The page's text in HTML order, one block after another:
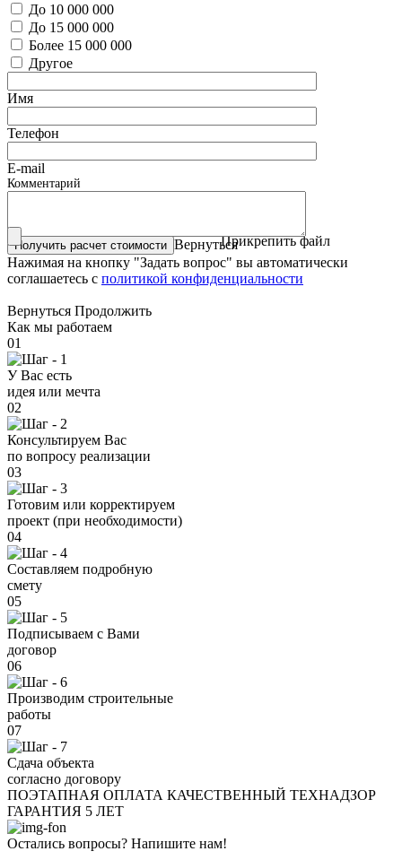
До 10 000 000
До 15 000 000
Более 15 000 000
Другое
Имя
Телефон
E-mail
Комментарий
Прикрепить файл
Вернуться
Нажимая на кнопку "Задать вопрос" вы автоматически
соглашаетесь с политикой конфиденциальности
Вернуться Продолжить
Как мы работаем
01
У Вас есть
идея или мечта
02
Консультируем Вас
по вопросу реализации
03
Готовим или корректируем
проект (при необходимости)
04
Составляем подробную
смету
05
Подписываем с Вами
договор
06
Производим строительные
работы
07
Сдача объекта
согласно договору
ПОЭТАПНАЯ ОПЛАТА КАЧЕСТВЕННЫЙ ТЕХНАДЗОР
ГАРАНТИЯ 5 ЛЕТ
Остались вопросы? Напишите нам!